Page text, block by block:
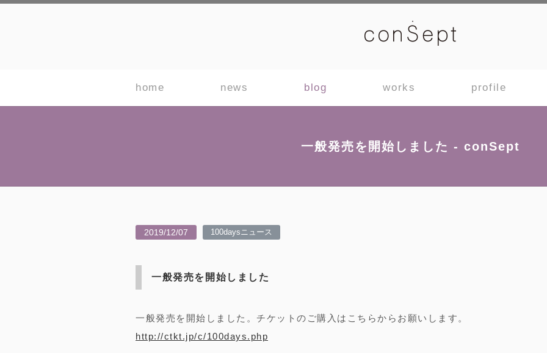
home news blog works profile
一般発売を開始しました - conSept
2019/12/07 100daysニュース
一般発売を開始しました
一般発売を開始しました。チケットのご購入はこちらからお願いします。
http://ctkt.jp/c/100days.php